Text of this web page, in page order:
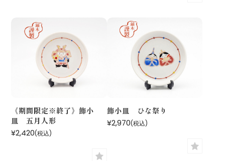
《期間限定※終了》飾小
皿 五月人形
¥2,420(税込)
飾小皿 ひな祭り
¥2,970(税込)